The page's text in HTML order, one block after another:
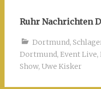
Ruhr Nachrichten
Dortmund,
Dortmund, Event Live,
Show, Uwe Kisker